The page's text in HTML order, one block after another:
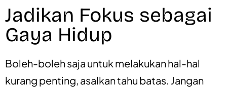
Jadikan Fokus sebagai
Gaya Hidup
Boleh-boleh saja untuk melakukan hal-hal
kurang penting, asalkan tahu batas. Jangan